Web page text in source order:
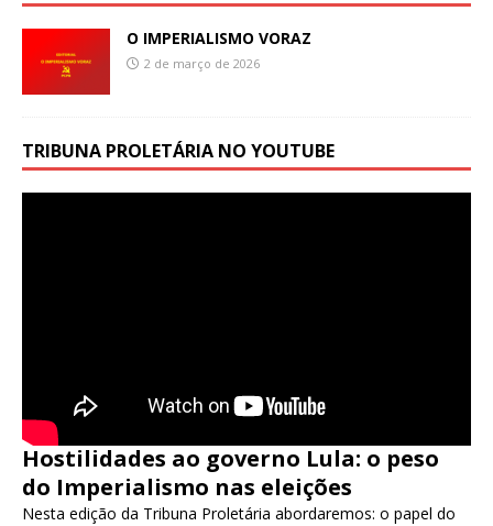
O IMPERIALISMO VORAZ
2 de março de 2026
TRIBUNA PROLETÁRIA NO YOUTUBE
Hostilidades ao governo Lula: o peso
do Imperialismo nas eleições
Nesta edição da Tribuna Proletária abordaremos: o papel do